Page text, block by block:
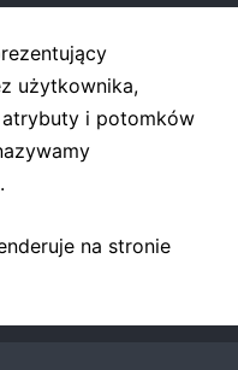
użytkownika,
i potomków
na stronie